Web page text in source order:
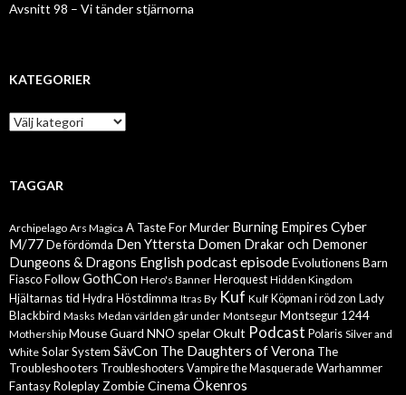
Avsnitt 98 – Vi tänder stjärnorna
KATEGORIER
Kategorier
TAGGAR
Archipelago Ars Magica A Taste For Murder Burning Empires Cyber
M/77 De fördömda Den Yttersta Domen Drakar och Demoner
Dungeons & Dragons English podcast episodeEvolutionens Barn
Fiasco FollowGothCon Hero's Banner Heroquest Hidden Kingdom
Hjältarnas tid Hydra Höstdimma Itras By Kuf Kulf Köpman i röd zon Lady
Blackbird Masks Medan världen går under Montsegur Montsegur 1244
Mothership Mouse Guard NNO spelarOkult Podcast Polaris Silver and
White Solar System SävCon The Daughters of Verona The
Troubleshooters Troubleshooters Vampire the Masquerade Warhammer
Fantasy Roleplay Zombie Cinema Ökenros